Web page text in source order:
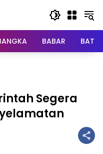
BABAR
Segera